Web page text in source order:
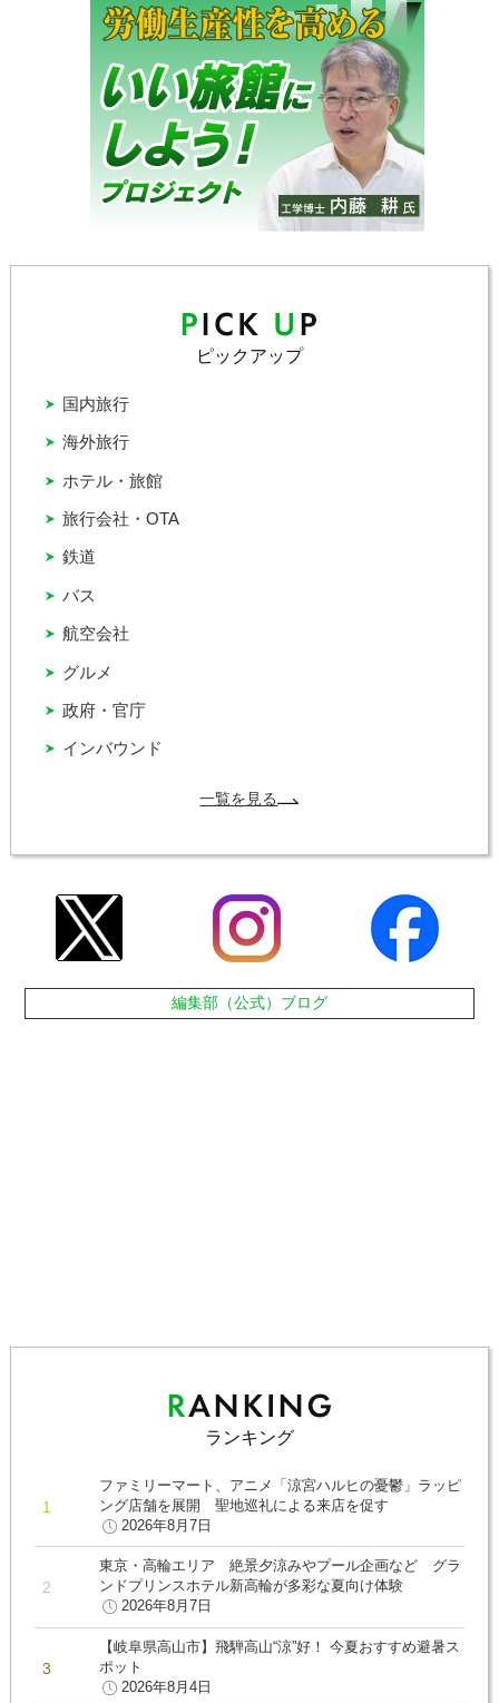
ピックアップ
インバウンド
グルメ
バス
ホテル・旅館
国内旅行
政府・官庁
旅行会社・OTA
海外旅行
航空会社
鉄道
一覧を見る
編集部（公式）ブログ
ランキング
ファミリーマート、アニメ「涼宮ハルヒの憂鬱」ラッピ
ング店舗を展開 聖地巡礼による来店を促す
2026年8月7日
東京・高輪エリア 絶景夕涼みやプール企画など グラ
ンドプリンスホテル新高輪が多彩な夏向け体験
2026年8月7日
【岐阜県高山市】飛騨高山“涼”好！ 今夏おすすめ避暑ス
ポット
2026年8月4日